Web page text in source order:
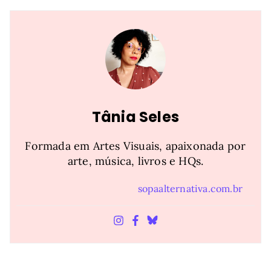
Tânia Seles
Formada em Artes Visuais, apaixonada por
arte, música, livros e HQs.
sopaalternativa.com.br